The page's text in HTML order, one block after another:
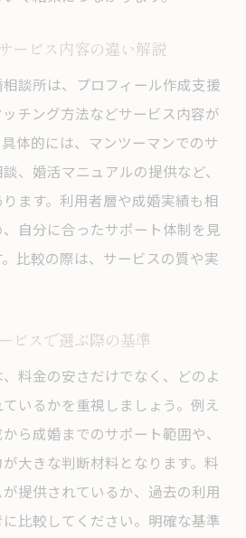
ービス内容の違い解説
談所は、プロフィール作成支援
チング方法などサービス内容が
体的には、マンツーマンでのサ
、婚活マニュアルの提供など、
ます。利用者層や成婚実績も相
自分に合ったサポート体制を見
比較の際は、サービスの質や実
ビスで選ぶ際の基準
料金の安さだけでなく、どのよ
いるかを重視しましょう。例え
ら成婚までのサポート範囲や、
大きな判断材料となります。料
提供されているか、過去の利用
比較してください。明確な基準